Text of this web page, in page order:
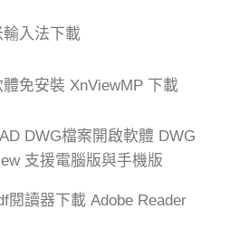
輸入法下載
體免安裝 XnViewMP 下載
DWG檔案開啟軟體 DWG
支援電腦版與手機版
閱讀器下載 Adobe Reader